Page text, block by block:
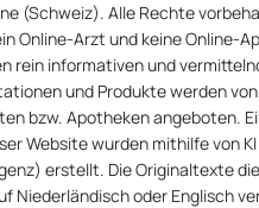
(Schweiz). Alle Rechte
Online-Arzt und keine Online-
rein informativen und
und Produkte werden von
bzw. Apotheken angeboten.
Website wurden mithilfe von KI
erstellt. Die Originaltexte
Niederländisch oder Englisch